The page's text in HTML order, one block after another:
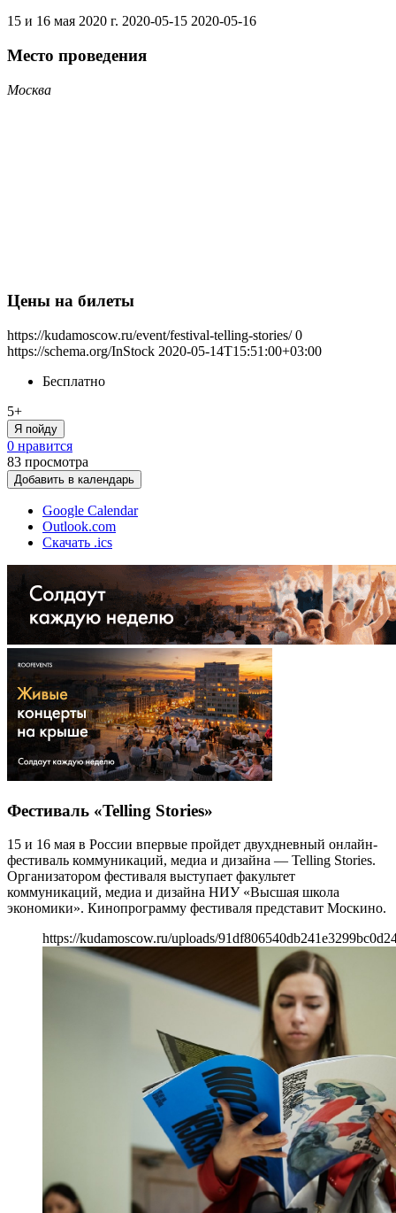
15 и 16 мая 2020 г. 2020-05-15 2020-05-16
Место проведения
Москва
Цены на билеты
https://kudamoscow.ru/event/festival-telling-stories/ 0
https://schema.org/InStock 2020-05-14T15:51:00+03:00
Бесплатно
5+
Я пойду
0 нравится
83 просмотра
Добавить в календарь
Google Calendar
Outlook.com
Скачать .ics
Фестиваль «Telling Stories»
15 и 16 мая в России впервые пройдет двухдневный онлайн-
фестиваль коммуникаций, медиа и дизайна — Telling Stories.
Организатором фестиваля выступает факультет
коммуникаций, медиа и дизайна НИУ «Высшая школа
экономики». Кинопрограмму фестиваля представит Москино.
https://kudamoscow.ru/uploads/